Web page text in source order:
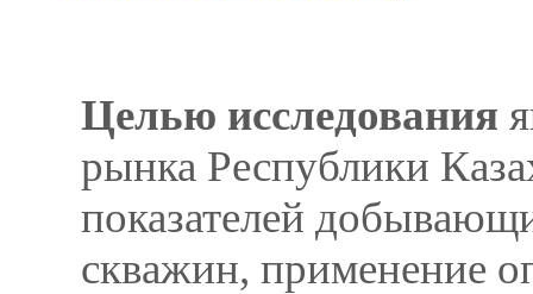
Целью исследования
рынка Республики
показателей
скважин, применение